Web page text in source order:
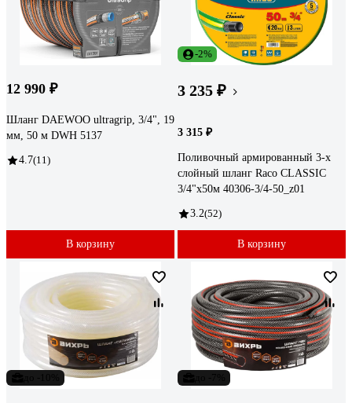
12 990 ₽
Шланг DAEWOO ultragrip, 3/4", 19
мм, 50 м DWH 5137
4.7(11)
В корзину
-2%
3 235 ₽
3 315 ₽
Поливочный армированный 3-х
слойный шланг Raco CLASSIC
3/4"x50м 40306-3/4-50_z01
3.2(52)
В корзину